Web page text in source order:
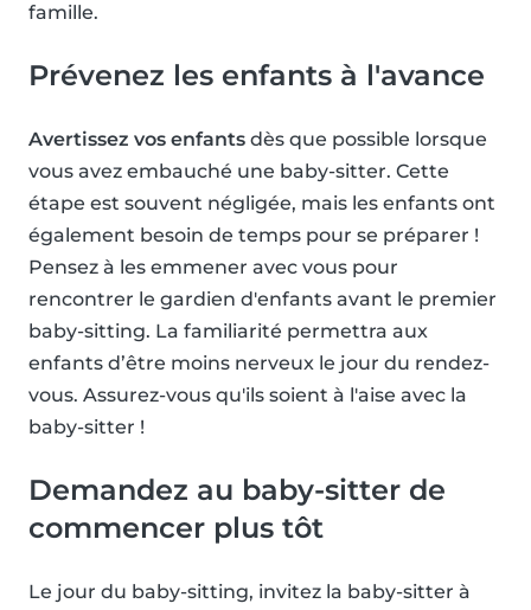
famille.
Prévenez les enfants à l'avance
Avertissez vos enfants dès que possible lorsque
vous avez embauché une baby-sitter. Cette
étape est souvent négligée, mais les enfants ont
également besoin de temps pour se préparer !
Pensez à les emmener avec vous pour
rencontrer le gardien d'enfants avant le premier
baby-sitting. La familiarité permettra aux
enfants d’être moins nerveux le jour du rendez-
vous. Assurez-vous qu'ils soient à l'aise avec la
baby-sitter !
Demandez au baby-sitter de
commencer plus tôt
Le jour du baby-sitting, invitez la baby-sitter à